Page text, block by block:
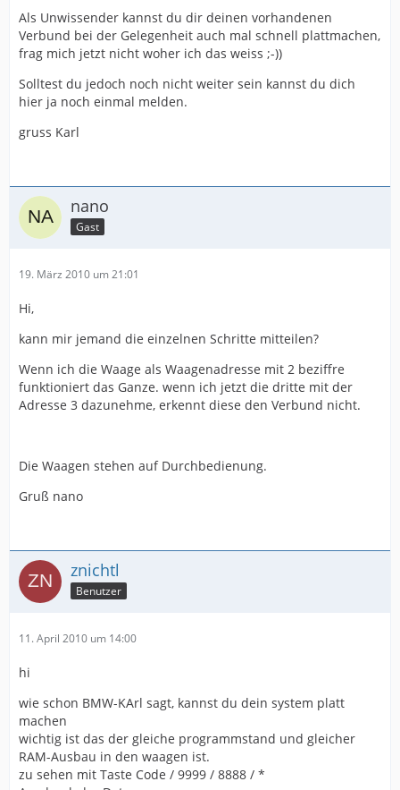
Als Unwissender kannst du dir deinen vorhandenen
Verbund bei der Gelegenheit auch mal schnell plattmachen,
frag mich jetzt nicht woher ich das weiss ;-))
Solltest du jedoch noch nicht weiter sein kannst du dich
hier ja noch einmal melden.
gruss Karl
nano
Gast
19. März 2010 um 21:01
Hi,
kann mir jemand die einzelnen Schritte mitteilen?
Wenn ich die Waage als Waagenadresse mit 2 beziffre
funktioniert das Ganze. wenn ich jetzt die dritte mit der
Adresse 3 dazunehme, erkennt diese den Verbund nicht.
Die Waagen stehen auf Durchbedienung.
Gruß nano
znichtl
Benutzer
11. April 2010 um 14:00
hi
wie schon BMW-KArl sagt, kannst du dein system platt
machen
wichtig ist das der gleiche programmstand und gleicher
RAM-Ausbau in den waagen ist.
zu sehen mit Taste Code / 9999 / 8888 / *